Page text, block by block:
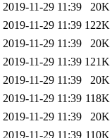
2019-11-29 11:39
20K
2019-11-29 11:39 122K
2019-11-29 11:39
20K
2019-11-29 11:39 121K
2019-11-29 11:39
20K
2019-11-29 11:39 118K
2019-11-29 11:39
20K
2019-11-29 11:39 110K